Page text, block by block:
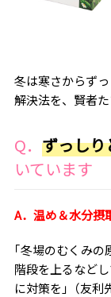
冬は寒さからず
解決法を、賢者
Q． ずっし
いています
A．温め＆水分摂
｢冬場のむくみの
階段を上るなど
に対策を｣（友利